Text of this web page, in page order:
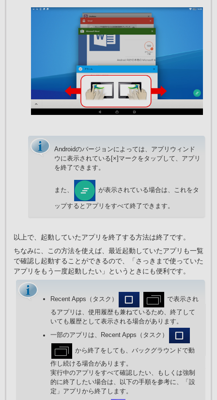
Androidのバージョンによっては、アプリウィンド
ウに表示されている[×]マークをタップして、アプリ
を終了できます。
また、 が表示されている場合は、これをタ
ップするとアプリをすべて終了できます。
以上で、起動していたアプリを終了する方法は終了です。
ちなみに、この方法を使えば、最近起動していたアプリも一覧
で確認し起動することができるので、「さっきまで使っていた
アプリをもう一度起動したい」というときにも便利です。
Recent Apps（タスク）
で表示され
るアプリは、使用履歴も兼ねているため、終了して
いても履歴として表示される場合があります。
一部のアプリは、Recent Apps（タスク）
から終了をしても、バックグラウンドで動
作し続ける場合があります。
実行中のアプリをすべて確認したい、もしくは強制
的に終了したい場合は、以下の手順を参考に、「設
定」アプリから終了します。